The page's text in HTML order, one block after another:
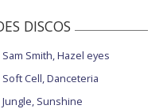
DISCOS
Sam Smith, Hazel eyes
Soft Cell, Danceteria
Jungle, Sunshine